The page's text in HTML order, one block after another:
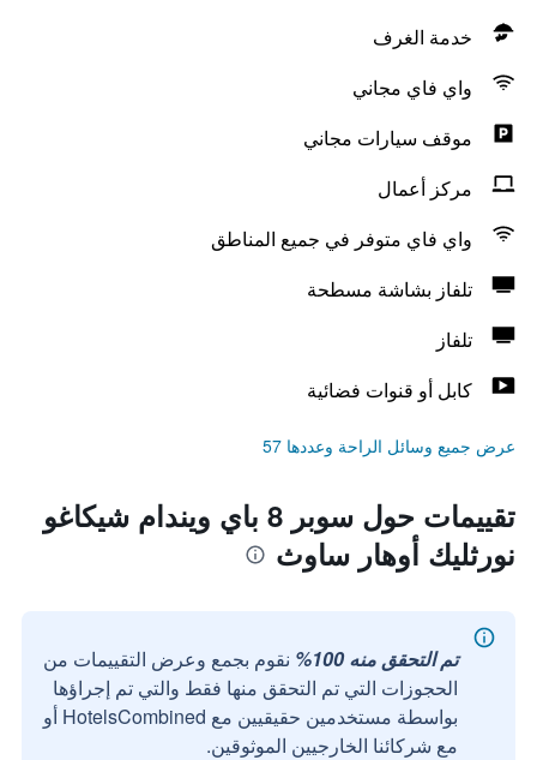
خدمة الغرف
واي فاي مجاني
موقف سيارات مجاني
مركز أعمال
واي فاي متوفر في جميع المناطق
تلفاز بشاشة مسطحة
تلفاز
كابل أو قنوات فضائية
عرض جميع وسائل الراحة وعددها 57
تقييمات حول سوبر 8 باي ويندام شيكاغو
نورثليك أوهار ساوث
تم التحقق منه 100%
نقوم بجمع وعرض التقييمات من
الحجوزات التي تم التحقق منها فقط والتي تم إجراؤها
بواسطة مستخدمين حقيقيين مع HotelsCombined أو
مع شركائنا الخارجيين الموثوقين.